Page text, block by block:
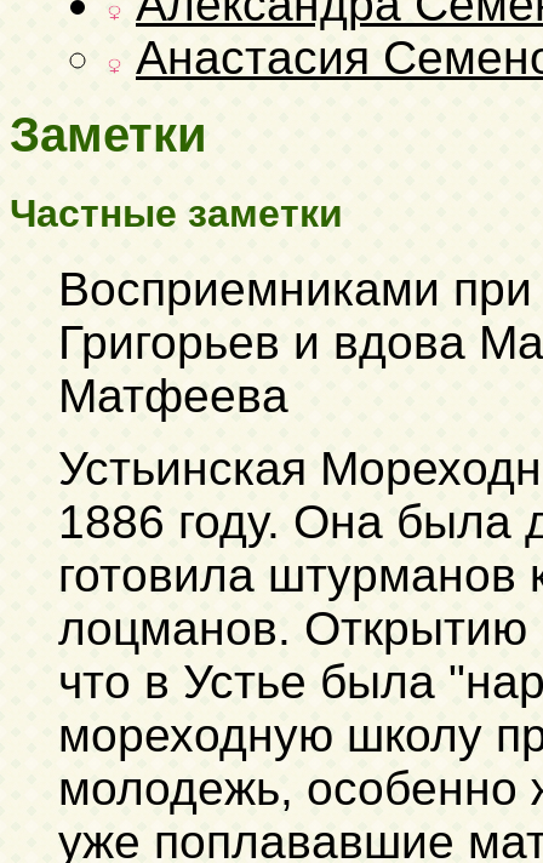
Анастасия
Заметки
Частные заметки
Восприемниками
Григорьев и вдова
Матфеева
Устьинская
1886 году. Она была
готовила штурманов
лоцманов. Открытию
что в Устье была
мореходную школу
молодежь,
уже поплававшие